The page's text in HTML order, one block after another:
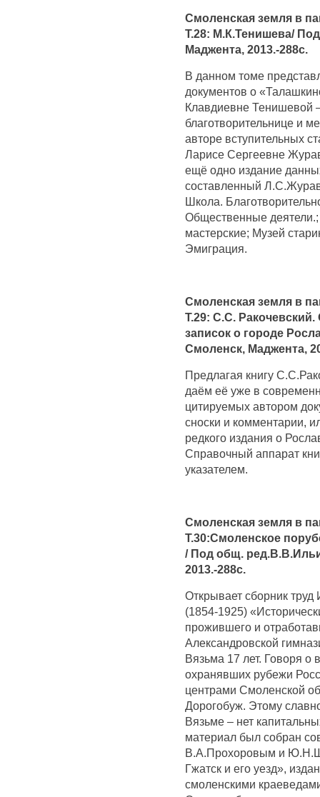
Смоленская земля в
Т.28: М.К.Тенишева/
Маджента, 2013.-288с.
В данном томе
документов о
Клавдиевне Тенишевой
благотворительнице и
авторе вступительных
Ларисе Сергеевне
ещё одно издание
составленный
Школа.
Общественные
мастерские; Музей
Эмиграция.
Смоленская земля в
Т.29: С.С.
записок о городе
Смоленск, Маджента,
Предлагая книгу
даём её уже в
цитируемых автором
сноски и комментарии,
редкого издания о
Справочный аппарат
указателем.
Смоленская земля в
Т.30:Смоленское
/ Под общ.
2013.-288с.
Открывает сборник
(1854-1925)
прожившего и
Александровской
Вязьма 17 лет. Говоря о
охранявших рубежи
центрами Смоленской
Дорогобуж. Этому
Вязьме – нет
материал был собран
В.А.Прохоровым и
Гжатск и его уезд»,
смоленскими